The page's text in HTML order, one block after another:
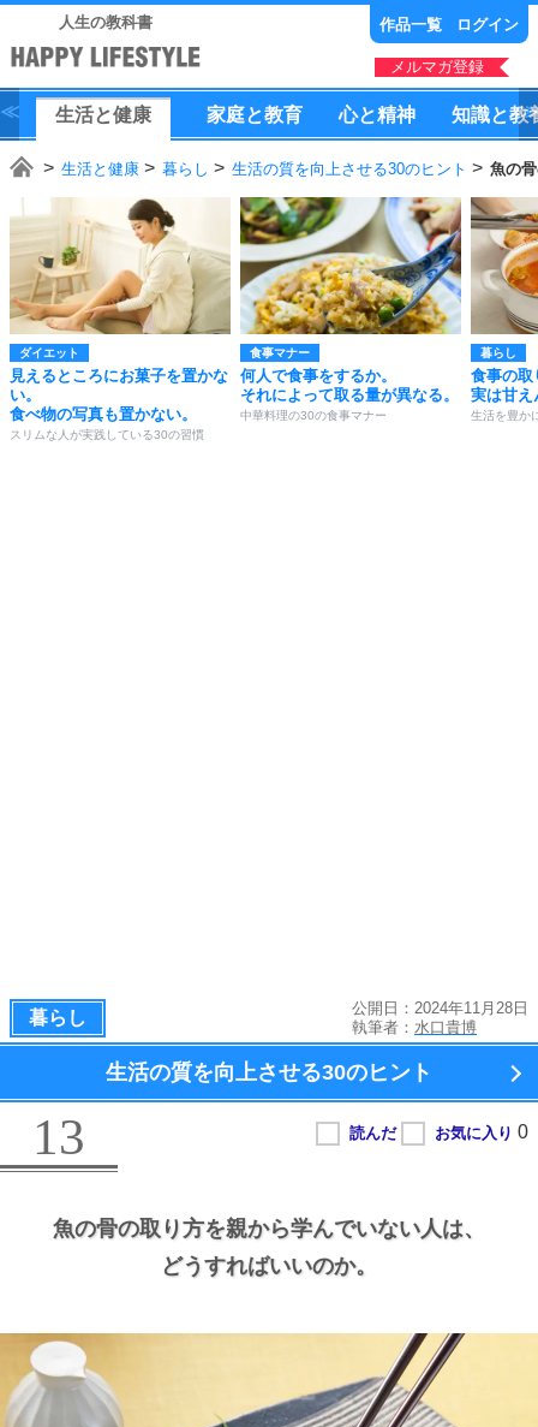
人生の教科書 作品一覧 ログイン
メルマガ登録
生活と健康 家庭と教育 心と精神 知識と教
生活と健康 暮らし 生活の質を向上させる30のヒント 魚の
ダイエット
見えるところにお菓子を置かな
い。
食べ物の写真も置かない。
スリムな人が実践している30の習慣
食事マナー
何人で食事をするか。
それによって取る量が異なる。
中華料理の30の食事マナー
暮らし
食事の取
実は甘え
生活を豊か
暮らし
公開日：2024年11月28日
執筆者： 水口貴博
生活の質を向上させる30のヒント
13
魚の骨の取り方を親から学んでいない人は、
どうすればいいのか。